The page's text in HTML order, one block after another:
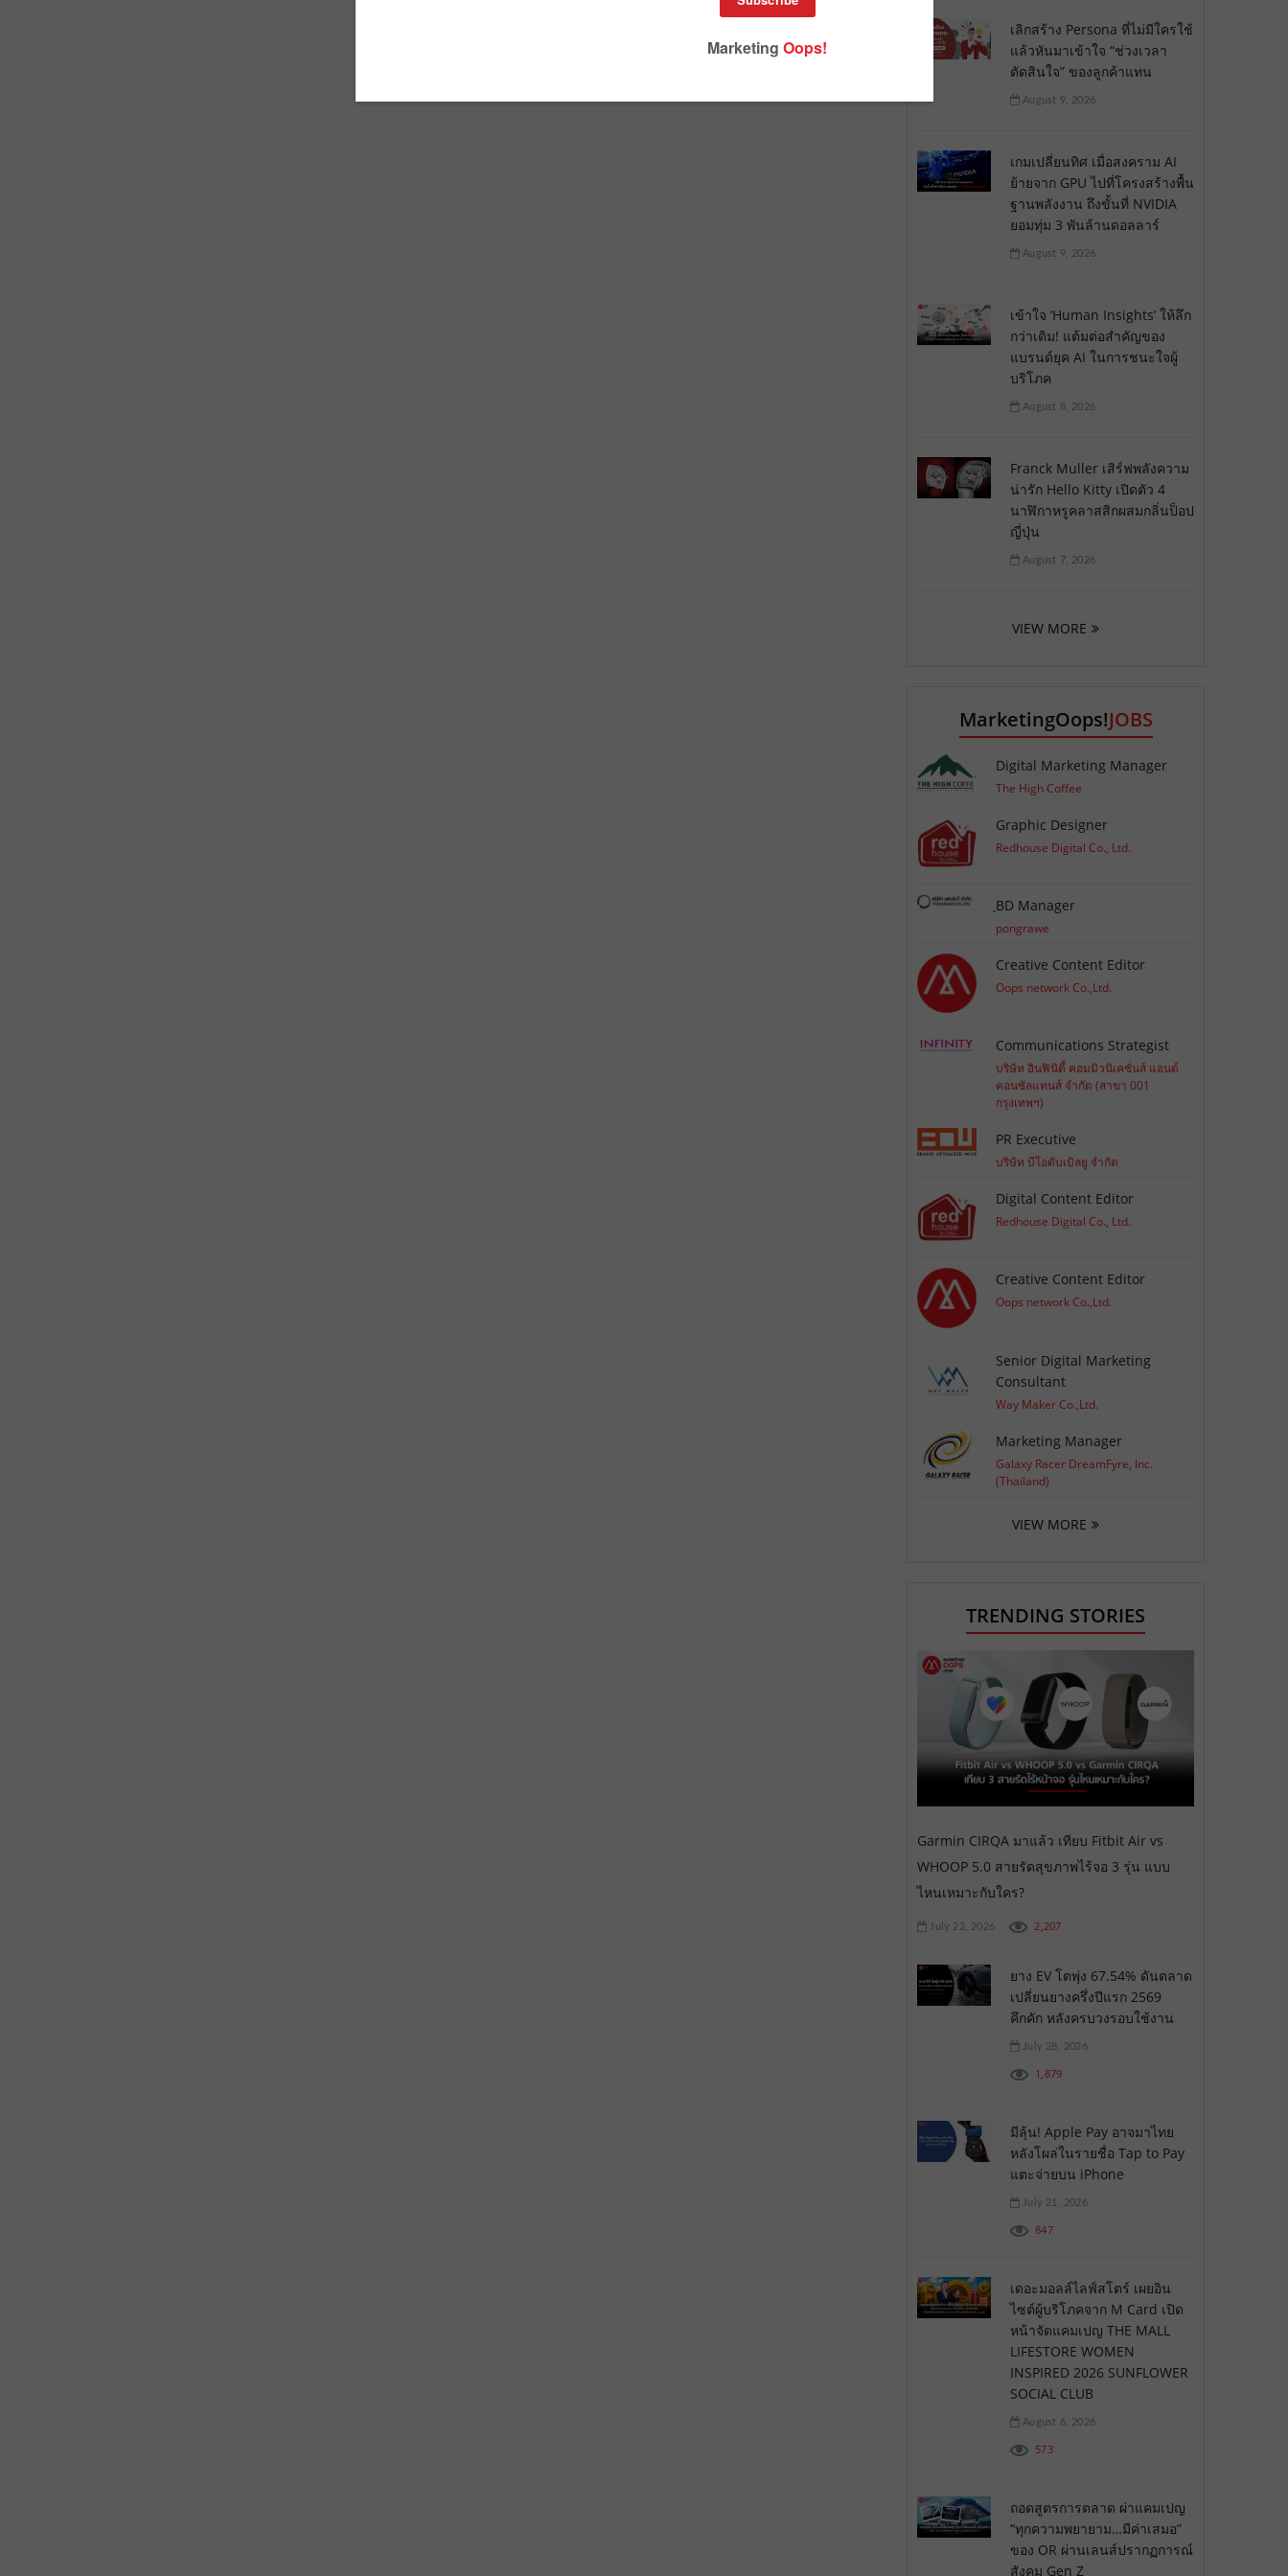
เลิกสร้าง Persona ที่ไม่มีใครใช้
แล้วหันมาเข้าใจ “ช่วงเวลา
ตัดสินใจ” ของลูกค้าแทน
August 9, 2026
เกมเปลี่ยนทิศ เมื่อสงคราม AI
ย้ายจาก GPU ไปที่โครงสร้างพื้น
ฐานพลังงาน ถึงขั้นที่ NVIDIA
ยอมทุ่ม 3 พันล้านดอลลาร์
August 9, 2026
เข้าใจ ‘Human Insights’ ให้ลึก
กว่าเดิม! แต้มต่อสำคัญของ
แบรนด์ยุค AI ในการชนะใจผู้
บริโภค
August 8, 2026
Franck Muller เสิร์ฟพลังความ
น่ารัก Hello Kitty เปิดตัว 4
นาฬิกาหรูคลาสสิกผสมกลิ่นป็อป
ญี่ปุ่น
August 7, 2026
VIEW MORE
MarketingOops!JOBS
Digital Marketing Manager
The High Coffee
Graphic Designer
Redhouse Digital Co., Ltd.
ฺBD Manager
pongrawe
Creative Content Editor
Oops network Co.,Ltd.
Communications Strategist
บริษัท อินฟินิตี้ คอมมิวนิเคชั่นส์ แอนด์
คอนซัลแทนส์ จำกัด (สาขา 001
กรุงเทพฯ)
PR Executive
บริษัท บีโอดับเบิลยู จำกัด
Digital Content Editor
Redhouse Digital Co., Ltd.
Creative Content Editor
Oops network Co.,Ltd.
Senior Digital Marketing
Consultant
Way Maker Co.,Ltd.
Marketing Manager
Galaxy Racer DreamFyre, Inc.
(Thailand)
VIEW MORE
TRENDING STORIES
Garmin CIRQA มาแล้ว เทียบ Fitbit Air vs
WHOOP 5.0 สายรัดสุขภาพไร้จอ 3 รุ่น แบบ
ไหนเหมาะกับใคร?
July 22, 2026 2,207
ยาง EV โตพุ่ง 67.54% ดันตลาด
เปลี่ยนยางครึ่งปีแรก 2569
คึกคัก หลังครบวงรอบใช้งาน
July 28, 2026
1,879
มีลุ้น! Apple Pay อาจมาไทย
หลังโผล่ในรายชื่อ Tap to Pay
แตะจ่ายบน iPhone
July 21, 2026
847
เดอะมอลล์ไลฟ์สโตร์ เผยอิน
ไซต์ผู้บริโภคจาก M Card เปิด
หน้าจัดแคมเปญ THE MALL
LIFESTORE WOMEN
INSPIRED 2026 SUNFLOWER
SOCIAL CLUB
August 6, 2026
573
ถอดสูตรการตลาด ผ่าแคมเปญ
“ทุกความพยายาม…มีค่าเสมอ”
ของ OR ผ่านเลนส์ปรากฏการณ์
สังคม Gen Z